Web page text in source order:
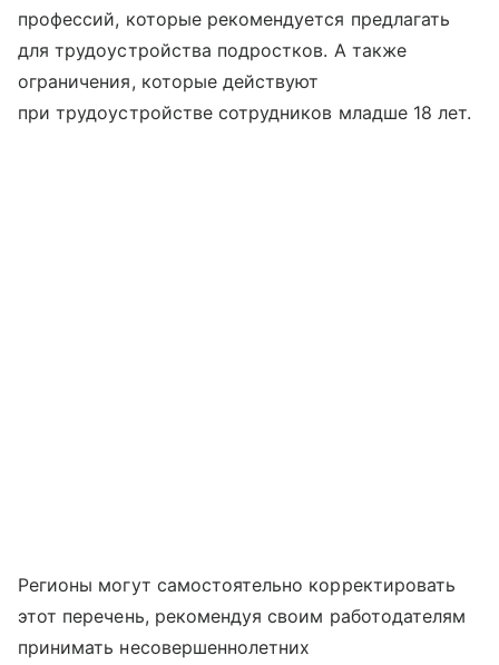
профессий, которые рекомендуется предлагать
для трудоустройства подростков. А также
ограничения, которые действуют
при трудоустройстве сотрудников младше 18 лет.
Регионы могут самостоятельно корректировать
этот перечень, рекомендуя своим работодателям
принимать несовершеннолетних